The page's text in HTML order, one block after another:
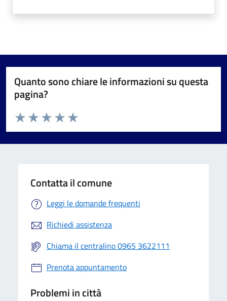
Quanto sono chiare le informazioni su questa
pagina?
Valuta da 1 a 5 stelle la pagina
Valuta 5 stelle su 5
Valuta 4 stelle su 5
Valuta 3 stelle su 5
Valuta 2 stelle su 5
Valuta 1 stelle su 5
Contatta il comune
Leggi le domande frequenti
Richiedi assistenza
Chiama il centralino 0965 3622111
Prenota appuntamento
Problemi in città